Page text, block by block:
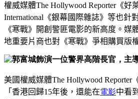
權威媒體The Hollywood Reporter《好
International《銀幕國際雜誌》等也針
《寒戰》開創警匪電影的新高度。媒
地重要片商也對《寒戰》爭相購買版
美國權威媒體The Hollywood Reporter
「香港回歸15年後，還能在電影中看